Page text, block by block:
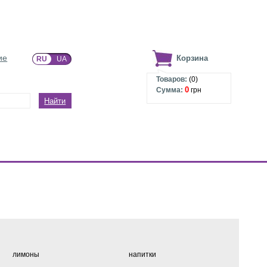
RU UA
Найти
Корзина
Товаров: (0)
Сумма: 0 грн
лимоны напитки